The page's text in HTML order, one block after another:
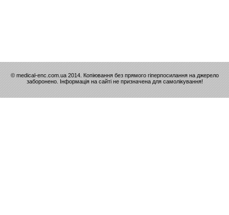
© medical-enc.com.ua 2014. Копіювання без прямого гіперпосилання на джерело
заборонено. Інформація на сайті не призначена для самолікування!